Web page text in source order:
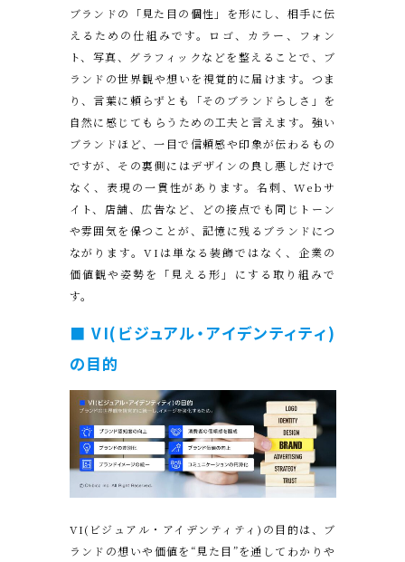
ブランドの「見た目の個性」を形にし、相手に伝
えるための仕組みです。ロゴ、カラー、フォン
ト、写真、グラフィックなどを整えることで、ブ
ランドの世界観や想いを視覚的に届けます。つま
り、言葉に頼らずとも「そのブランドらしさ」を
自然に感じてもらうための工夫と言えます。強い
ブランドほど、一目で信頼感や印象が伝わるもの
ですが、その裏側にはデザインの良し悪しだけで
なく、表現の一貫性があります。名刺、Webサ
イト、店舗、広告など、どの接点でも同じトーン
や雰囲気を保つことが、記憶に残るブランドにつ
ながります。VIは単なる装飾ではなく、企業の
価値観や姿勢を「見える形」にする取り組みで
す。
■ VI(ビジュアル・アイデンティティ)
の目的
VI(ビジュアル・アイデンティティ)の目的は、ブ
ランドの想いや価値を“見た目”を通してわかりや